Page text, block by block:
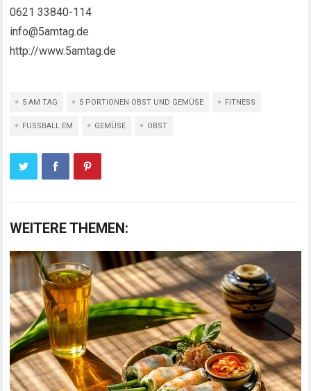
0621 33840-114
info@5amtag.de
http://www.5amtag.de
5 AM TAG 5 PORTIONEN OBST UND GEMÜSE FITNESS
FUSSBALL EM GEMÜSE OBST
WEITERE THEMEN: